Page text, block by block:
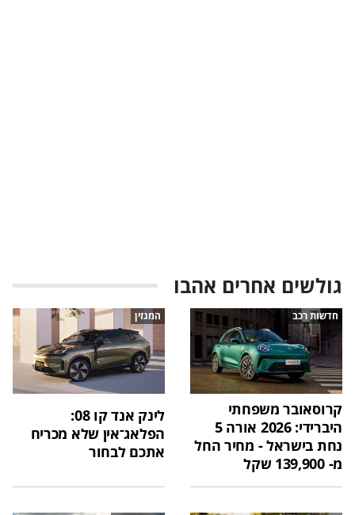
גולשים אחרים אהבו
חדשות רכב
קרוסאובר משפחתי
היברידי: 2026 אורה 5
נחת בישראל - מחיר החל
מ- 139,900 שקל
המגזין
לינק אנד קו 08:
הפלאג־אין שלא מכריח
אתכם לבחור